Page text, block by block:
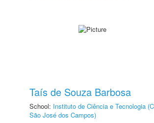
Taís de Souza Barbosa
School: Instituto de Ciência e Tecnologia
São José dos Campos)